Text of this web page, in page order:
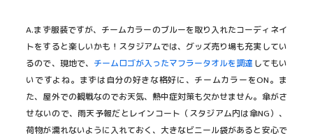
A.まず服装ですが、チームカラーのブルーを取り入れたコーディネイ
トをすると楽しいかも！スタジアムでは、グッズ売り場も充実してい
るので、現地で、 チームロゴが入ったマフラータオルを調達 してもい
いですよね。まずは自分の好きな格好に、チームカラーをON。ま
た、屋外での観戦なのでお天気、熱中症対策も欠かせません。傘がさ
せないので、雨天予報だとレインコート（スタジアム内は傘NG）、
荷物が濡れないように入れておく、大きなビニール袋があると安心で